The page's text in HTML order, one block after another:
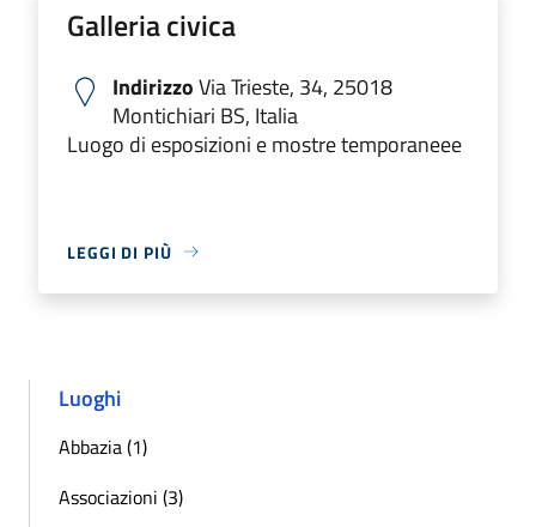
Galleria civica
IndirizzoVia Trieste, 34, 25018
Montichiari BS, Italia
Luogo di esposizioni e mostre temporaneee
LEGGI DI PIÙ
Luoghi
Abbazia (1)
Associazioni (3)